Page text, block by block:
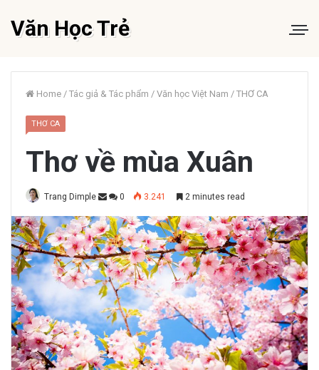
Văn Học Trẻ
Home / Tác giả & Tác phẩm / Văn học Việt Nam / THƠ CA
THƠ CA
Thơ về mùa Xuân
Trang Dimple 0 3.241 2 minutes read